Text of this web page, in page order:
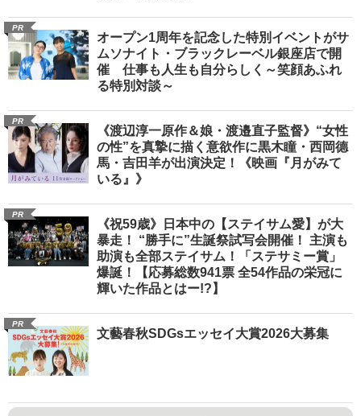
PR
オープン1周年を記念した特別イベントがサ
ムソナイト・ブラックレーベル銀座店で開
催 仕事も人生も自分らしく～笑顔あふれ
る特別対談～
PR
《渡辺淳一原作＆娘・渡邉直子監督》“女性
の性”を真摯に描く意欲作に黒木瞳・西岡德
馬・吉田羊が出演決定！《映画『月がみて
いる』》
PR
《祝59歳》日本中の【ステイサム愛】が大
暴走！ “勝手に”生誕祭試写会開催！ 主演も
助演も全部ステイサム！「ステサミー賞」
爆誕！【応募総数941票 全54作品の栄冠に
輝いた作品とはー!?】
PR
文藝春秋SDGsエッセイ大賞2026大募集